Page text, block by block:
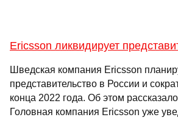
Ericsson ликвидирует
Шведская компания Ericsson
представительство в России и
конца 2022 года. Об этом
Головная компания Ericsson уже